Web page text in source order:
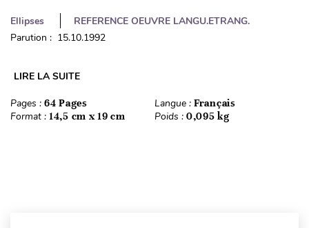
Ellipses
REFERENCE OEUVRE LANGU.ETRANG.
Parution : 15.10.1992
LIRE LA SUITE
Pages : 64 Pages Langue : Français
Format : 14,5 cm x 19 cm Poids : 0,095 kg